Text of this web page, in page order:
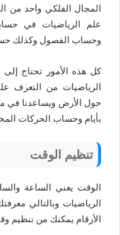
المجال الفلكي واحد من
علم الرياضيات في
وحساب الفصول وكذلك
كل هذه الأمور تحتاج إلى
الرياضيات من التعرف
حول الأرض ويساعدنا في
بأيام وحساب الحركات
تنظيم الوقت
الوقت يعني الساعة
الرياضيات وبالتالي
الأرقام يمكنك من تنظيم